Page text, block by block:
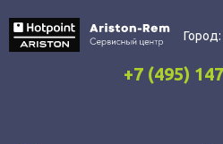
Город:
+7 (495)